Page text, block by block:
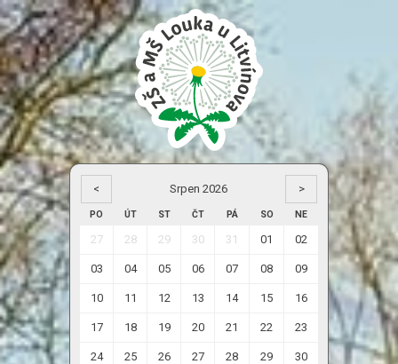
< Srpen 2026 >
PO ÚT ST ČT PÁ SO NE
27 28 29 30 31 01 02
03 04 05 06 07 08 09
10 11 12 13 14 15 16
17 18 19 20 21 22 23
24 25 26 27 28 29 30